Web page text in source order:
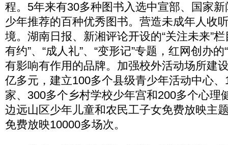
程。5年来有30多种图书入选中宣部、国家
少年推荐的百种优秀图书。营造未成年人收
境。湖南日报、新湘评论开设的“关注未来”
有约”、“成人礼”、“变形记”专题，红网创办
有影响有作用的品牌。加强校外活动场所建
亿多元，建立100多个县级青少年活动中心
家、300多个乡村学校少年宫和200多个心理
边远山区少年儿童和农民工子女免费放映主
免费放映10000多场次。